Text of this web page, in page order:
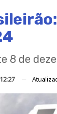
8 de